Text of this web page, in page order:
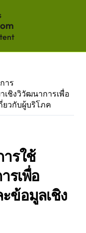
าร
เชิงวิวัฒนาการเพื่อ
ยวกับผู้บริโภค
รใช้
รเพื่อ
ข้อมูลเชิง